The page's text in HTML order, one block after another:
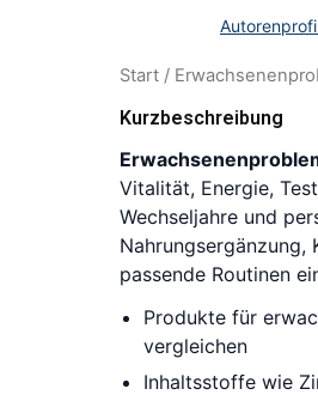
Start /
Kurzbeschreibung
Vitalität, Energie,
Wechseljahre und
Nahrungsergänzung,
passende Routinen
Produkte für
vergleichen
Inhaltsstoffe wie